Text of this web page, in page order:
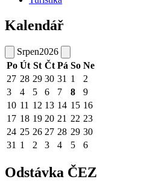
Kalendář
Srpen2026
Po Út St Čt Pá So Ne
27 28 29 30 31 1
2
3
4 5 6 7 8
9
10 11 12 13 14 15 16
17 18 19 20 21 22 23
24 25 26 27 28 29 30
31 1 2 3 4 5 6
Odstávka ČEZ